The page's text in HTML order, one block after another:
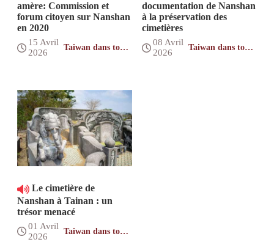
amère: Commission et
forum citoyen sur Nanshan
en 2020
15 Avril
2026
Taiwan dans toute
documentation de Nanshan
à la préservation des
cimetières
08 Avril
2026
Taiwan dans toute
Le cimetière de
Nanshan à Tainan : un
trésor menacé
01 Avril
2026
Taiwan dans toute